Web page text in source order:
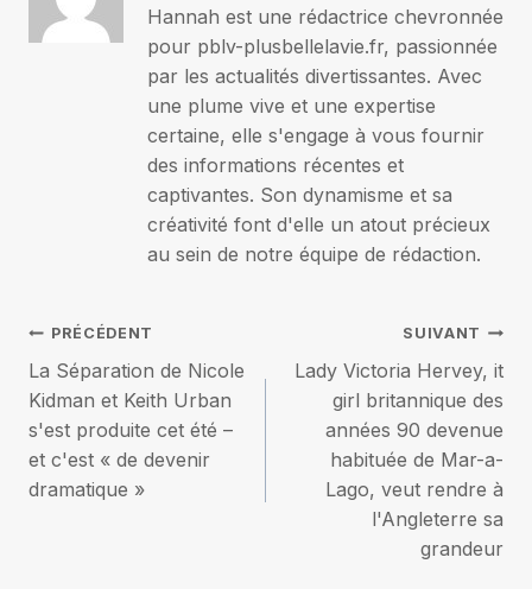
Hannah est une rédactrice chevronnée
pour pblv-plusbellelavie.fr, passionnée
par les actualités divertissantes. Avec
une plume vive et une expertise
certaine, elle s'engage à vous fournir
des informations récentes et
captivantes. Son dynamisme et sa
créativité font d'elle un atout précieux
au sein de notre équipe de rédaction.
Navigation
de
l’article
PRÉCÉDENT
La Séparation de Nicole
Kidman et Keith Urban
s'est produite cet été –
et c'est « de devenir
dramatique »
SUIVANT
Lady Victoria Hervey, it
girl britannique des
années 90 devenue
habituée de Mar-a-
Lago, veut rendre à
l'Angleterre sa
grandeur